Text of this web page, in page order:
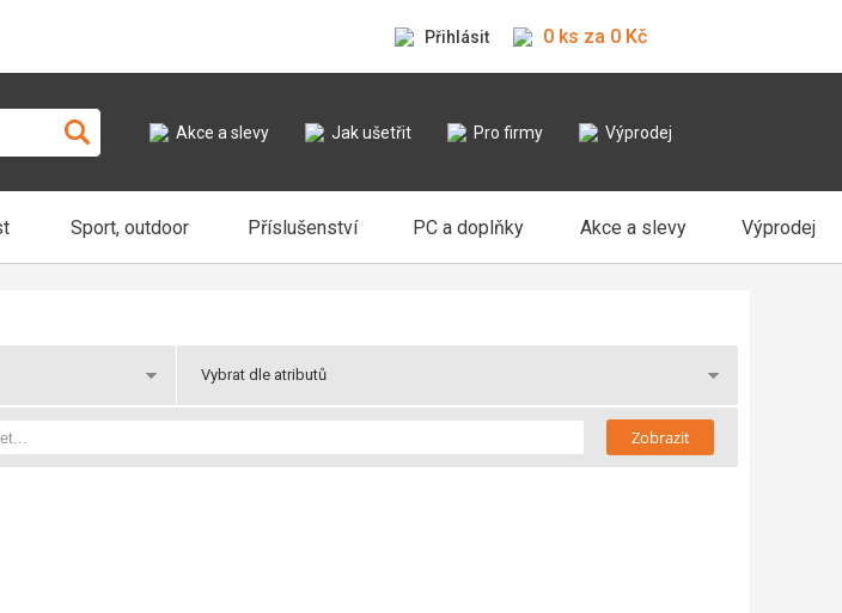
Přihlásit 0 ks za 0 Kč
Akce a slevy Jak ušetřit Pro firmy Výprodej
Sport, outdoor Příslušenství PC a doplňky Akce a slevy Výprodej
k odběru
Vybrat dle atributů
Novinky
Akce